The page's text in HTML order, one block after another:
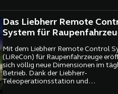
Das Liebherr Remote
System für
Mit dem Liebherr Remote Control
(LiReCon) für Raupenfahrzeuge
sich völlig neue Dimensionen im
Betrieb. Dank der Liebherr-
Teleoperationsstation und
hochauflösender Videoübertragung